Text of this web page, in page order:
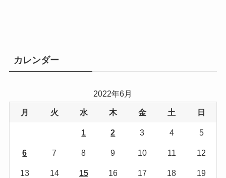
カレンダー
2022年6月
月 火 水 木 金 土 日
1 2 3 4 5
6 7 8 9 10 11 12
13 14 15 16 17 18 19